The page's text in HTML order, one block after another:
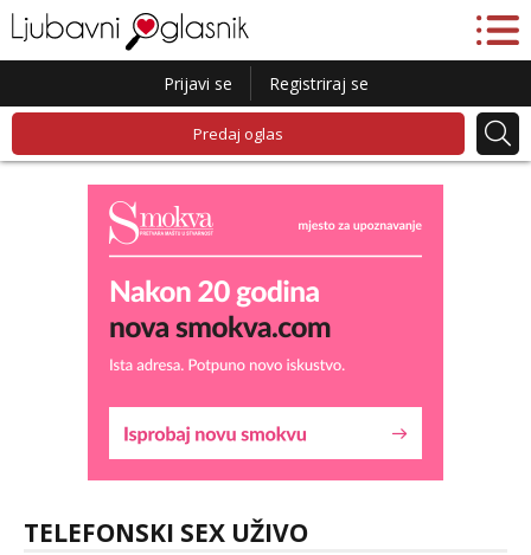
Prijavi se Registriraj se
Predaj oglas
TELEFONSKI SEX UŽIVO
tel:0,93€ - mob:1,12€ min